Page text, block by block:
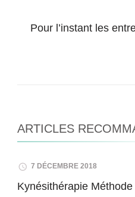
Pour l’instant les
ARTICLES
7 DÉCEMBRE 2018
Kynésithérapie Méthode